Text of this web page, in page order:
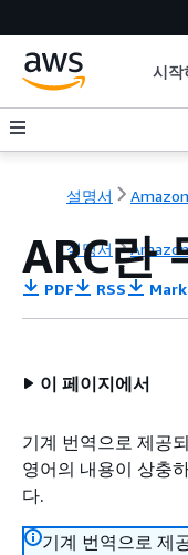
시작
설명서
설명서
ARC란
PDF RSS
이 페이지에서
기계 번역으로 제공
영어의 내용이 상충
다.
기계 번역으로 제